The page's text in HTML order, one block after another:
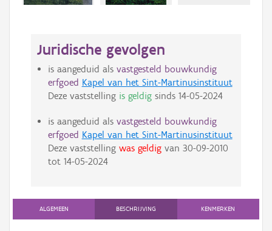
Juridische gevolgen
is aangeduid als vastgesteld bouwkundig
erfgoed Kapel van het Sint-Martinusinstituut
Deze vaststelling is geldigsinds 14-05-2024
is aangeduid als vastgesteld bouwkundig
erfgoed Kapel van het Sint-Martinusinstituut
Deze vaststelling was geldigvan 30-09-2010
tot 14-05-2024
ALGEMEEN BESCHRIJVING KENMERKEN